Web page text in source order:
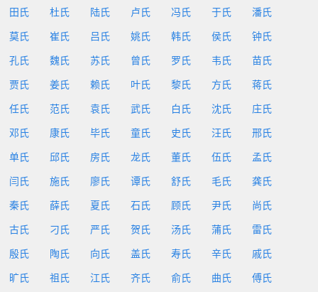
田氏 杜氏 陆氏 卢氏 冯氏 于氏 潘氏
莫氏 崔氏 吕氏 姚氏 韩氏 侯氏 钟氏
孔氏 魏氏 苏氏 曾氏 罗氏 韦氏 苗氏
贾氏 姜氏 赖氏 叶氏 黎氏 方氏 蒋氏
任氏 范氏 袁氏 武氏 白氏 沈氏 庄氏
邓氏 康氏 毕氏 童氏 史氏 汪氏 邢氏
单氏 邱氏 房氏 龙氏 董氏 伍氏 孟氏
闫氏 施氏 廖氏 谭氏 舒氏 毛氏 龚氏
秦氏 薛氏 夏氏 石氏 顾氏 尹氏 尚氏
古氏 刁氏 严氏 贺氏 汤氏 蒲氏 雷氏
殷氏 陶氏 向氏 盖氏 寿氏 辛氏 戚氏
旷氏 祖氏 江氏 齐氏 俞氏 曲氏 傅氏